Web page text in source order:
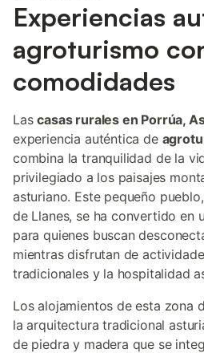
Experiencias
agroturismo
comodidades
Lascasas rurales en Porrúa,
experiencia auténtica de
combina la tranquilidad de la
privilegiado a los paisajes
asturiano. Este pequeño
de Llanes, se ha convertido en
para quienes buscan
mientras disfrutan de
tradicionales y la hospitalidad
Los alojamientos de esta zona
la arquitectura tradicional
de piedra y madera que se